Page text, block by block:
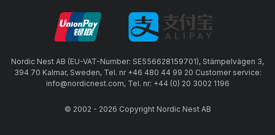
Nordic Nest AB (EU-VAT-Number: SE556628159701), Stämpelvägen 3,
394 70 Kalmar, Sweden, Tel. nr +46 480 44 99 20 Customer service:
info@nordicnest.com, Tel. nr: +44 (0) 20 3002 1196
© 2002 - 2026 Copyright Nordic Nest AB